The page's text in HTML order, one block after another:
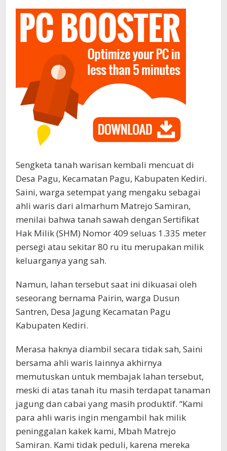
Sengketa tanah warisan kembali mencuat di
Desa Pagu, Kecamatan Pagu, Kabupaten Kediri.
Saini, warga setempat yang mengaku sebagai
ahli waris dari almarhum Matrejo Samiran,
menilai bahwa tanah sawah dengan Sertifikat
Hak Milik (SHM) Nomor 409 seluas 1.335 meter
persegi atau sekitar 80 ru itu merupakan milik
keluarganya yang sah.
Namun, lahan tersebut saat ini dikuasai oleh
seseorang bernama Pairin, warga Dusun
Santren, Desa Jagung Kecamatan Pagu
Kabupaten Kediri.
Merasa haknya diambil secara tidak sah, Saini
bersama ahli waris lainnya akhirnya
memutuskan untuk membajak lahan tersebut,
meski di atas tanah itu masih terdapat tanaman
jagung dan cabai yang masih produktif. “Kami
para ahli waris ingin mengambil hak milik
peninggalan kakek kami, Mbah Matrejo
Samiran. Kami tidak peduli, karena mereka